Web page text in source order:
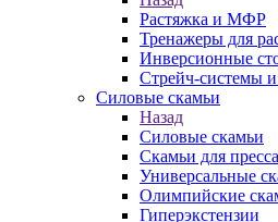
Растяжка и МФР
Тренажеры для
Инверсионные
Стрейч-системы
Силовые скамьи
Назад
Силовые скамьи
Скамьи для пресса
Универсальные
Олимпийские
Гиперэкстензии